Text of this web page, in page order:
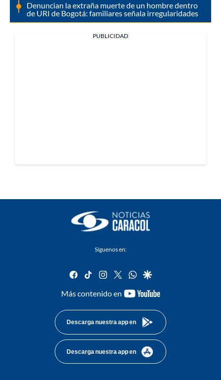
Denuncian la extraña muerte de un hombre dentro
de URI de Bogotá: familiares señala irregularidades
PUBLICIDAD
Síguenos en:
facebook
tiktok instagram
twitterwhatsapp
google
Más contenido en
youtube-
Descarga nuestra app en
Descarga nuestra app en